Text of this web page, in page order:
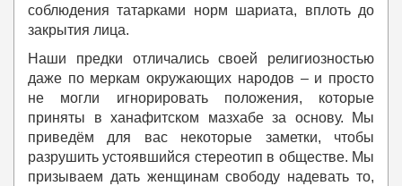
соблюдения татарками норм шариата, вплоть до
закрытия лица.
Наши предки отличались своей религиозностью
даже по меркам окружающих народов – и просто
не могли игнорировать положения, которые
приняты в ханафитском мазхабе за основу. Мы
приведём для вас некоторые заметки, чтобы
разрушить устоявшийся стереотип в обществе. Мы
призываем дать женщинам свободу надевать то,